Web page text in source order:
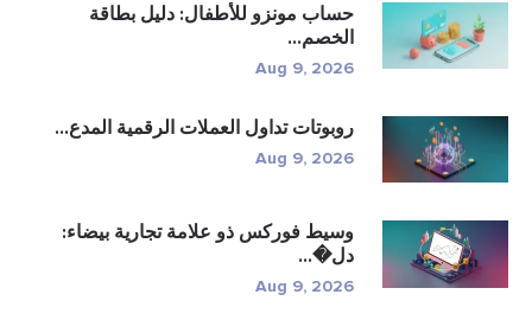
حساب مونزو للأطفال: دليل بطاقة
الخصم...
Aug 9, 2026
روبوتات تداول العملات الرقمية المدع...
Aug 9, 2026
وسيط فوركس ذو علامة تجارية بيضاء:
دل�...
Aug 9, 2026